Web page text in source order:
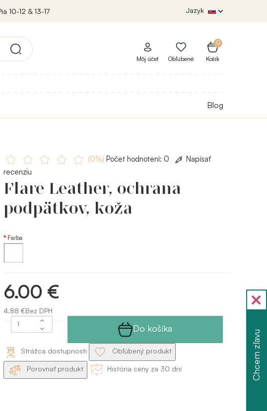
10-12 & 13-17 Jazyk
0
Košík
Môj účet Obľúbené
Blog
(0%) Počet hodnotení: 0
Napísať
recenziu
Flare Leather, ochrana
podpätkov, koža
Farba
6.00 €
4.88 €Bez DPH
Do košíka
Strážca dostupnosti Obľúbený produkt
Porovnať produkt História ceny za 30 dní Chcem zľavu